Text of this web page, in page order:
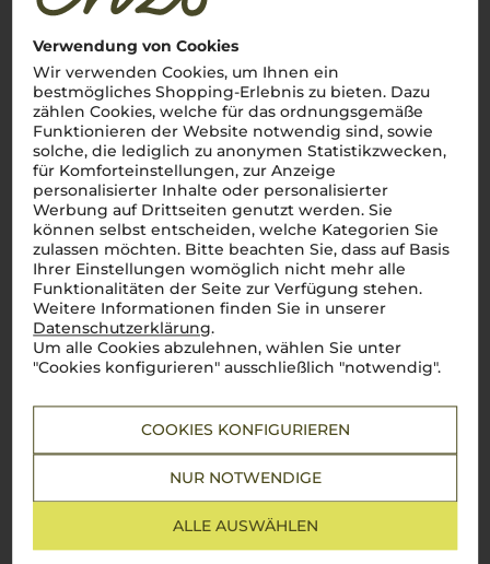
Verwendung von Cookies
Wir verwenden Cookies, um Ihnen ein
bestmögliches Shopping-Erlebnis zu bieten. Dazu
zählen Cookies, welche für das ordnungsgemäße
Funktionieren der Website notwendig sind, sowie
solche, die lediglich zu anonymen Statistikzwecken,
für Komforteinstellungen, zur Anzeige
personalisierter Inhalte oder personalisierter
Werbung auf Drittseiten genutzt werden. Sie
können selbst entscheiden, welche Kategorien Sie
zulassen möchten. Bitte beachten Sie, dass auf Basis
Ihrer Einstellungen womöglich nicht mehr alle
Funktionalitäten der Seite zur Verfügung stehen.
Weitere Informationen finden Sie in unserer
Datenschutzerklärung.
Um alle Cookies abzulehnen, wählen Sie unter
"Cookies konfigurieren" ausschließlich "notwendig".
COOKIES KONFIGURIEREN
NUR NOTWENDIGE
ALLE AUSWÄHLEN
2019
Pian dellle Vigne Vignaferrovia Riserva
Pian delle Vigne
Cuvée
trocken
129,00
pro Flasche (0.75l), € 172,00
inkl. MwSt. zzgl.Versand
Lebensmittel­angaben
Pian delle Vigne Brunello
Pian delle Vigne